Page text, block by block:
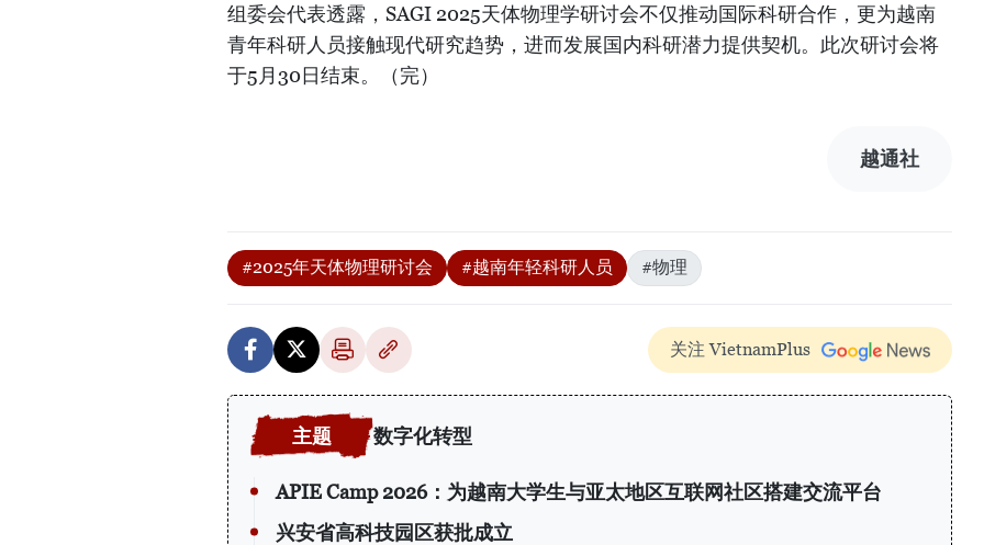
组委会代表透露，SAGI 2025天体物理学研讨会不仅推动国际科研合作，更为越南
青年科研人员接触现代研究趋势，进而发展国内科研潜力提供契机。此次研讨会将
于5月30日结束。（完）
越通社
#2025年天体物理研讨会 #越南年轻科研人员 #物理
关注 VietnamPlus
数字化转型
APIE Camp 2026：为越南大学生与亚太地区互联网社区搭建交流平台
兴安省高科技园区获批成立